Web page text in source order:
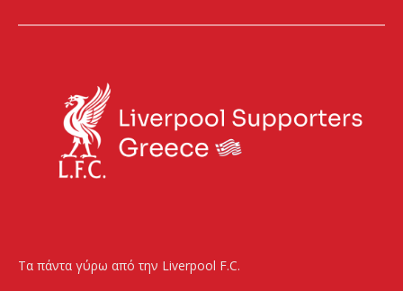
Τα πάντα γύρω από την Liverpool F.C.